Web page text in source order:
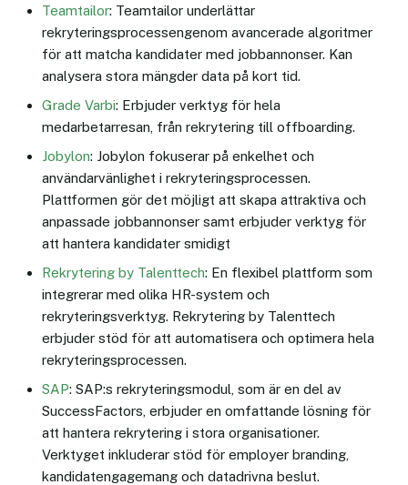
Teamtailor: Teamtailor underlättar
rekryteringsprocessengenom avancerade algoritmer
för att matcha kandidater med jobbannonser. Kan
analysera stora mängder data på kort tid.
Grade Varbi: Erbjuder verktyg för hela
medarbetarresan, från rekrytering till offboarding.
Jobylon: Jobylon fokuserar på enkelhet och
användarvänlighet i rekryteringsprocessen.
Plattformen gör det möjligt att skapa attraktiva och
anpassade jobbannonser samt erbjuder verktyg för
att hantera kandidater smidigt
Rekrytering by Talenttech: En flexibel plattform som
integrerar med olika HR-system och
rekryteringsverktyg. Rekrytering by Talenttech
erbjuder stöd för att automatisera och optimera hela
rekryteringsprocessen.
SAP: SAP:s rekryteringsmodul, som är en del av
SuccessFactors, erbjuder en omfattande lösning för
att hantera rekrytering i stora organisationer.
Verktyget inkluderar stöd för employer branding,
kandidatengagemang och datadrivna beslut.